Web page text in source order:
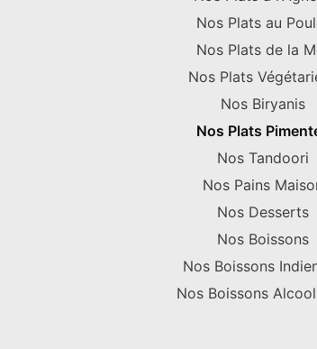
Nos Plats au
Nos Plats de la
Nos Plats
Nos Biryanis
Nos Plats
Nos Tandoori
Nos Pains
Nos Desserts
Nos Boissons
Nos Boissons
Nos Boissons